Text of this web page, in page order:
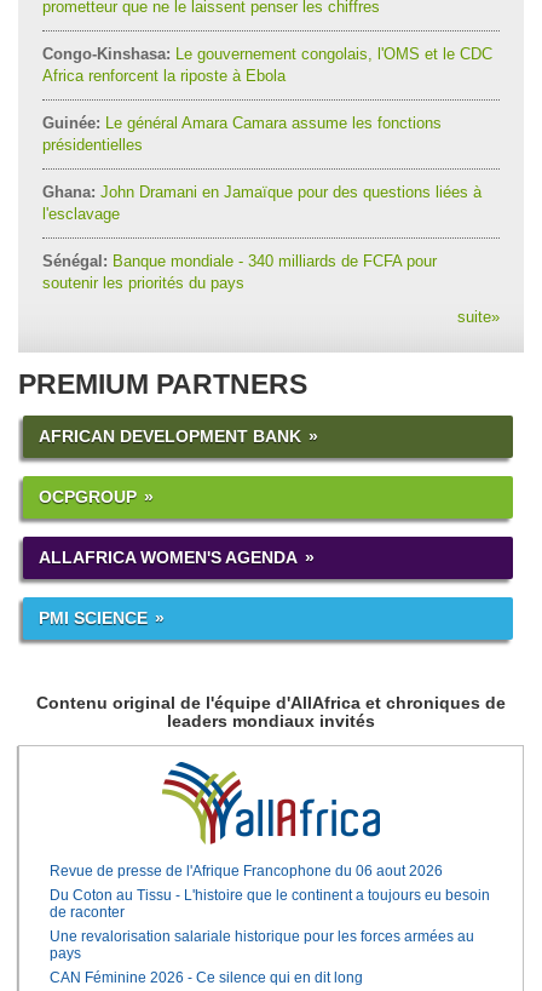
prometteur que ne le laissent penser les chiffres
Congo-Kinshasa: Le gouvernement congolais, l'OMS et le CDC
Africa renforcent la riposte à Ebola
Guinée: Le général Amara Camara assume les fonctions
présidentielles
Ghana: John Dramani en Jamaïque pour des questions liées à
l'esclavage
Sénégal: Banque mondiale - 340 milliards de FCFA pour
soutenir les priorités du pays
suite»
PREMIUM PARTNERS
AFRICAN DEVELOPMENT BANK
OCPGROUP
ALLAFRICA WOMEN'S AGENDA
PMI SCIENCE
Contenu original de l'équipe d'AllAfrica et chroniques de
leaders mondiaux invités
Revue de presse de l'Afrique Francophone du 06 aout 2026
Du Coton au Tissu - L'histoire que le continent a toujours eu besoin
de raconter
Une revalorisation salariale historique pour les forces armées au
pays
CAN Féminine 2026 - Ce silence qui en dit long